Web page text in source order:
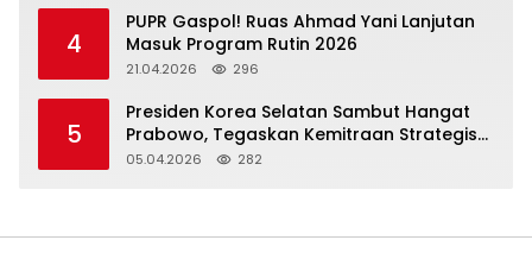
4
‎PUPR Gaspol! Ruas Ahmad Yani Lanjutan
Masuk Program Rutin 2026
21.04.2026 296
5
Presiden Korea Selatan Sambut Hangat
Prabowo, Tegaskan Kemitraan Strategis
Komprehensif
05.04.2026 282